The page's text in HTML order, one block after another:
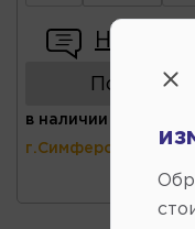
Показать
в наличии
г.Симферополь)